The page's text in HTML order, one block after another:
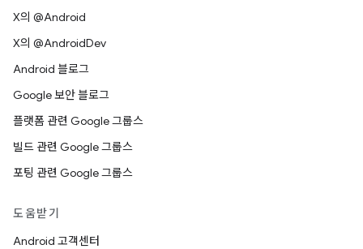
X의 @Android
X의 @AndroidDev
Android 블로그
Google 보안 블로그
플랫폼 관련 Google 그룹스
빌드 관련 Google 그룹스
포팅 관련 Google 그룹스
도움받기
Android 고객센터